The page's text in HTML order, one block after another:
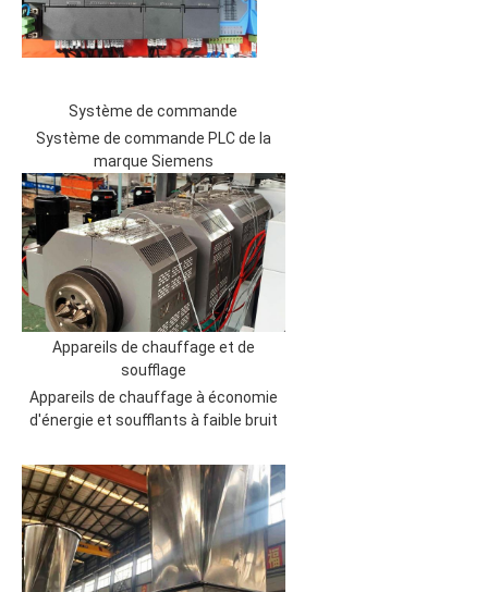
Système de commande
Système de commande PLC de la
marque Siemens
Appareils de chauffage et de
soufflage
Appareils de chauffage à économie
d'énergie et soufflants à faible bruit